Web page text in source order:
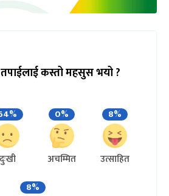
कस्तो महसुस भयो ?
दुःखी
0%
अचम्मित
8%
उत्साहित
8%